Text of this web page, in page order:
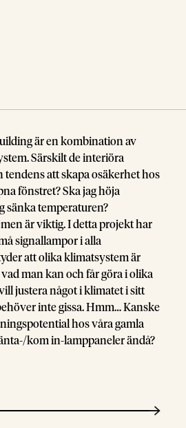
är en kombination av
Särskilt de interiöra
tendens att skapa osäkerhet hos
fönstret? Ska jag höja
sänka temperaturen?
är viktig. I detta projekt har
signallampor i alla
att olika klimatsystem är
man kan och får göra i olika
justera något i klimatet i sitt
inte gissa. Hmm… Kanske
hos våra gamla
kom in-lamppaneler ändå?